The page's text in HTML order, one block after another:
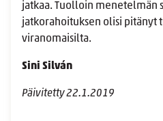
jatkaa. Tuolloin menetelmän
jatkorahoituksen olisi pitänyt
viranomaisilta.
Sini Silván
Päivitetty 22.1.2019